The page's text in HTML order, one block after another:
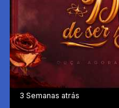
3 Semanas atrás